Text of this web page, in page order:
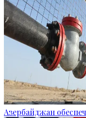
Азербайджан